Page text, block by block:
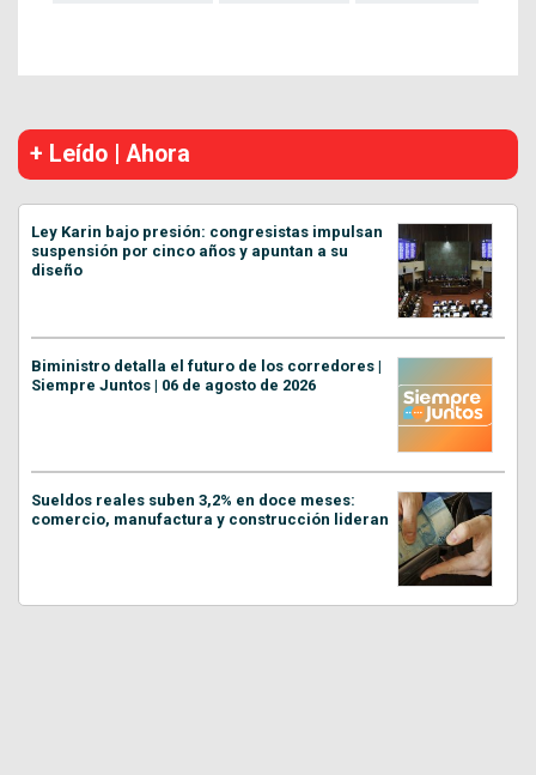
+ Leído | Ahora
Ley Karin bajo presión: congresistas impulsan
suspensión por cinco años y apuntan a su
diseño
Biministro detalla el futuro de los corredores |
Siempre Juntos | 06 de agosto de 2026
Sueldos reales suben 3,2% en doce meses:
comercio, manufactura y construcción lideran